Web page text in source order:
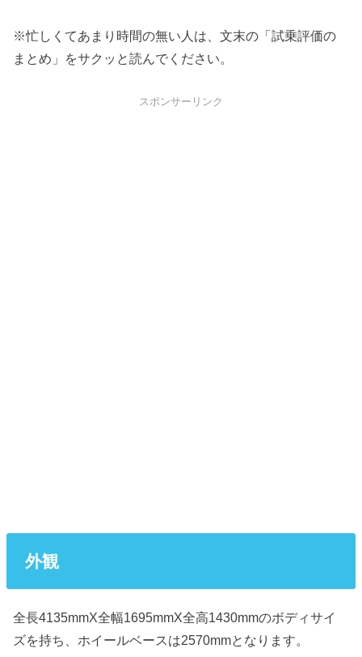
※忙しくてあまり時間の無い人は、文末の「試乗評価の
まとめ」をサクッと読んでください。
スポンサーリンク
外観
全長4135mmX全幅1695mmX全高1430mmのボディサイ
ズを持ち、ホイールベースは2570mmとなります。